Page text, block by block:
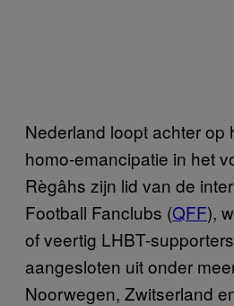
Nederland loopt achter op
homo-emancipatie in het
Règâhs zijn lid van de
Football Fanclubs (QFF),
of veertig LHBT-
aangesloten uit onder
Noorwegen, Zwitserland